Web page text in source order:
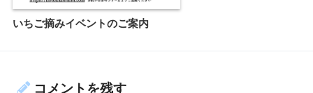
いちご摘みイベントのご案内
コメントを残す